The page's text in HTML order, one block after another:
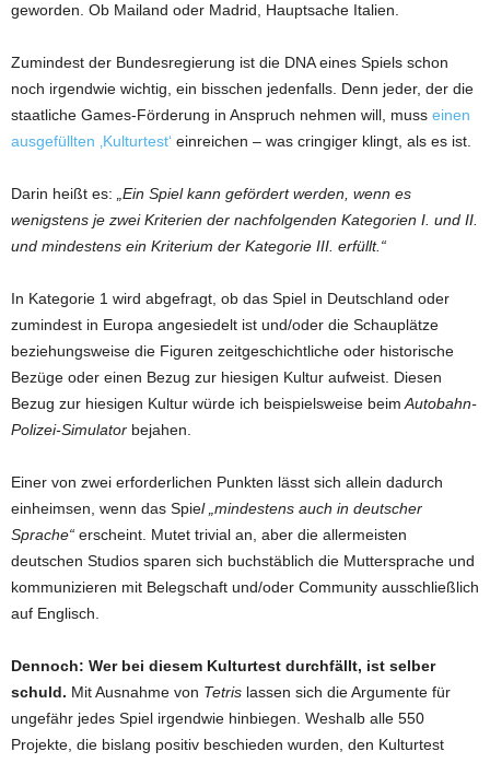
geworden. Ob Mailand oder Madrid, Hauptsache Italien.
Zumindest der Bundesregierung ist die DNA eines Spiels schon
noch irgendwie wichtig, ein bisschen jedenfalls. Denn jeder, der die
staatliche Games-Förderung in Anspruch nehmen will, muss einen
ausgefüllten ‚Kulturtest‘ einreichen – was cringiger klingt, als es ist.
Darin heißt es:
„Ein Spiel kann gefördert werden, wenn es
wenigstens je zwei Kriterien der nachfolgenden Kategorien I. und II.
und mindestens ein Kriterium der Kategorie III. erfüllt.“
In Kategorie 1 wird abgefragt, ob das Spiel in Deutschland oder
zumindest in Europa angesiedelt ist und/oder die Schauplätze
beziehungsweise die Figuren zeitgeschichtliche oder historische
Bezüge oder einen Bezug zur hiesigen Kultur aufweist. Diesen
Bezug zur hiesigen Kultur würde ich beispielsweise beim Autobahn-
Polizei-Simulator bejahen.
Einer von zwei erforderlichen Punkten lässt sich allein dadurch
einheimsen, wenn das Spiel „mindestens auch in deutscher
Sprache“ erscheint. Mutet trivial an, aber die allermeisten
deutschen Studios sparen sich buchstäblich die Muttersprache und
kommunizieren mit Belegschaft und/oder Community ausschließlich
auf Englisch.
Dennoch: Wer bei diesem Kulturtest durchfällt, ist selber
schuld. Mit Ausnahme von Tetris lassen sich die Argumente für
ungefähr jedes Spiel irgendwie hinbiegen. Weshalb alle 550
Projekte, die bislang positiv beschieden wurden, den Kulturtest